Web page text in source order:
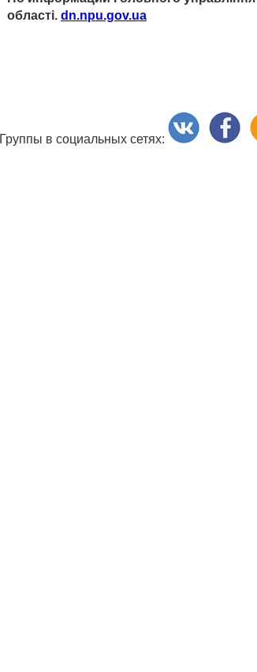
області. dn.npu.gov.ua
Группы в социальных сетях: